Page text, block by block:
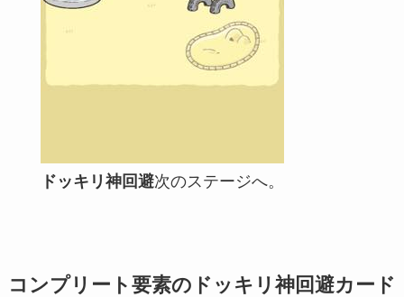
ドッキリ神回避次のステージへ。
コンプリート要素のドッキリ神回避カード